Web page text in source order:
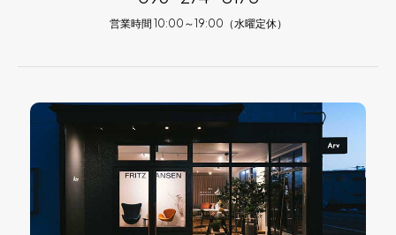
営業時間 10:00～19:00（水曜定休）